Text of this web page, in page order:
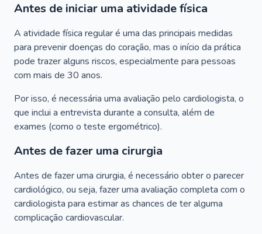
Antes de iniciar uma atividade física
A atividade física regular é uma das principais medidas
para prevenir doenças do coração, mas o início da prática
pode trazer alguns riscos, especialmente para pessoas
com mais de 30 anos.
Por isso, é necessária uma avaliação pelo cardiologista, o
que inclui a entrevista durante a consulta, além de
exames (como o teste ergométrico).
Antes de fazer uma cirurgia
Antes de fazer uma cirurgia, é necessário obter o parecer
cardiológico, ou seja, fazer uma avaliação completa com o
cardiologista para estimar as chances de ter alguma
complicação cardiovascular.